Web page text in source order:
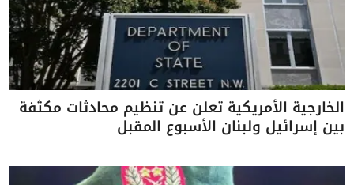
الخارجية الأمريكية تعلن عن تنظيم محادثات مكثفة
بين إسرائيل ولبنان الأسبوع المقبل